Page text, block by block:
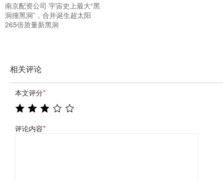
南京配资公司 宇宙史上最大“黑
洞撞黑洞”，合并诞生超太阳
265倍质量新黑洞
相关评论
本文评分*
评论内容*